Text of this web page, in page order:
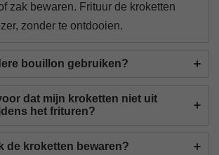
zak bewaren. Frituur de kroketten
zonder te ontdooien.
bouillon gebruiken?
dat mijn kroketten niet uit
het frituren?
de kroketten bewaren?